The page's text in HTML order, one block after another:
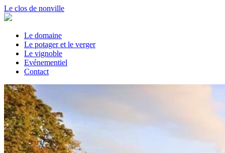
Le clos de nonville
Le domaine
Le potager et le verger
Le vignoble
Evénementiel
Contact